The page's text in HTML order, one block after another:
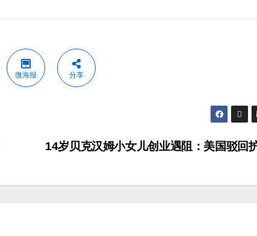
微海报 分享
14岁贝克汉姆小女儿创业遇阻：美国驳回